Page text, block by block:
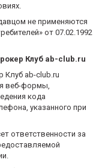
не применяются
от 07.02.1992
Клуб ab-club.ru
Клуб ab-club.ru
веб-формы,
кода
указанного при
ответственности за